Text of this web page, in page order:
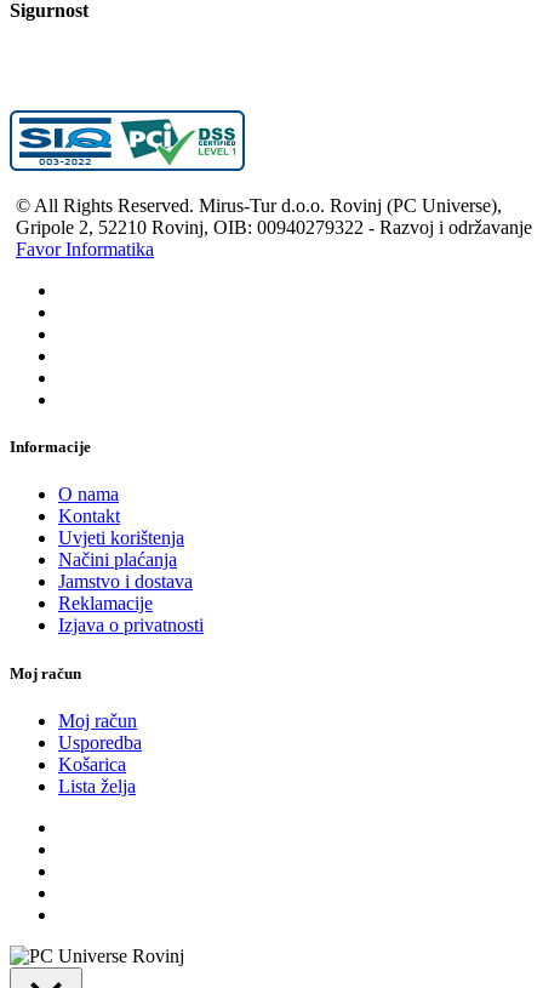
Sigurnost
© All Rights Reserved. Mirus-Tur d.o.o. Rovinj (PC Universe),
Gripole 2, 52210 Rovinj, OIB: 00940279322 - Razvoj i održavanje
Favor Informatika
Informacije
O nama
Kontakt
Uvjeti korištenja
Načini plaćanja
Jamstvo i dostava
Reklamacije
Izjava o privatnosti
Moj račun
Moj račun
Usporedba
Košarica
Lista želja